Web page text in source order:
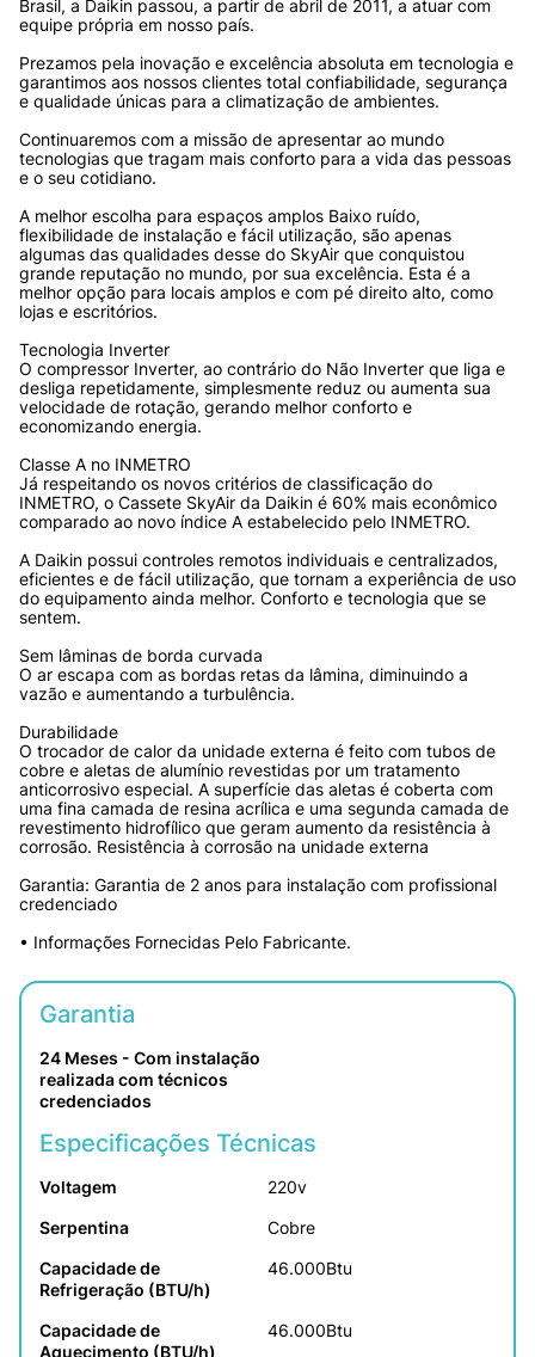
Brasil, a Daikin passou, a partir de abril de 2011, a atuar com
equipe própria em nosso país.
Prezamos pela inovação e excelência absoluta em tecnologia e
garantimos aos nossos clientes total confiabilidade, segurança
e qualidade únicas para a climatização de ambientes.
Continuaremos com a missão de apresentar ao mundo
tecnologias que tragam mais conforto para a vida das pessoas
e o seu cotidiano.
A melhor escolha para espaços amplos Baixo ruído,
flexibilidade de instalação e fácil utilização, são apenas
algumas das qualidades desse do SkyAir que conquistou
grande reputação no mundo, por sua excelência. Esta é a
melhor opção para locais amplos e com pé direito alto, como
lojas e escritórios.
Tecnologia Inverter
O compressor Inverter, ao contrário do Não Inverter que liga e
desliga repetidamente, simplesmente reduz ou aumenta sua
velocidade de rotação, gerando melhor conforto e
economizando energia.
Classe A no INMETRO
Já respeitando os novos critérios de classificação do
INMETRO, o Cassete SkyAir da Daikin é 60% mais econômico
comparado ao novo índice A estabelecido pelo INMETRO.
A Daikin possui controles remotos individuais e centralizados,
eficientes e de fácil utilização, que tornam a experiência de uso
do equipamento ainda melhor. Conforto e tecnologia que se
sentem.
Sem lâminas de borda curvada
O ar escapa com as bordas retas da lâmina, diminuindo a
vazão e aumentando a turbulência.
Durabilidade
O trocador de calor da unidade externa é feito com tubos de
cobre e aletas de alumínio revestidas por um tratamento
anticorrosivo especial. A superfície das aletas é coberta com
uma fina camada de resina acrílica e uma segunda camada de
revestimento hidrofílico que geram aumento da resistência à
corrosão. Resistência à corrosão na unidade externa
Garantia: Garantia de 2 anos para instalação com profissional
credenciado
• Informações Fornecidas Pelo Fabricante.
Garantia
24 Meses - Com instalação
realizada com técnicos
credenciados
Especificações Técnicas
Voltagem
220v
Serpentina
Cobre
Capacidade de
Refrigeração (BTU/h)
46.000Btu
Capacidade de
Aquecimento (BTU/h)
46.000Btu